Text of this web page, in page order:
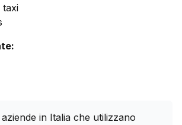
taxi
aziende in Italia che utilizzano